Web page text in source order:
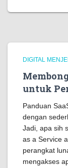
DIGITAL
untuk
Panduan
dengan
Jadi, apa sih
as a Service
perangkat
mengakses